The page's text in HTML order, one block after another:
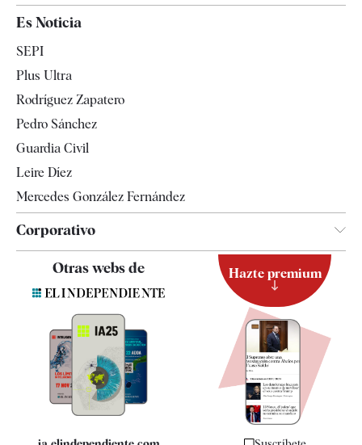
España
Televisión
Es Noticia
SEPI
Plus Ultra
Rodríguez Zapatero
Pedro Sánchez
Guardia Civil
Leire Díez
Mercedes González Fernández
Corporativo
Contacto
Quiénes somos
Especificaciones
Otras webs de Hazte premium